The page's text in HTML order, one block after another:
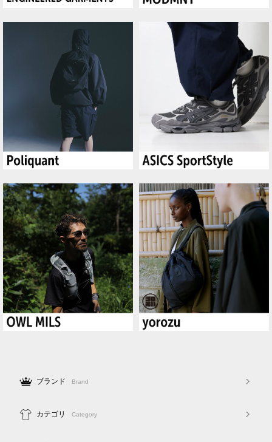
ブランド Brand
カテゴリ Category